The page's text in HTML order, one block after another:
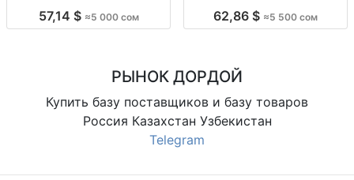
5000 KGS. Доставка по всему
57,14 $ ≈5 000 сом
New Lux, цена 5500 сом.
62,86 $ ≈5 500 сом
РЫНОК ДОРДОЙ
Купить базу поставщиков и базу товаров
Россия Казахстан Узбекистан
Telegram